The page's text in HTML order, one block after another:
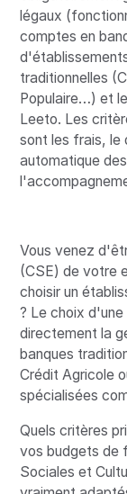
légaux
comptes en
traditionnelles
Populaire…) et
Leeto. Les
sont les frais, le
automatique
Vous venez
(CSE) de votre
choisir un
? Le choix
directement la
banques
Crédit Agricole
spécialisées
Quels critères
vos budgets de
Sociales et